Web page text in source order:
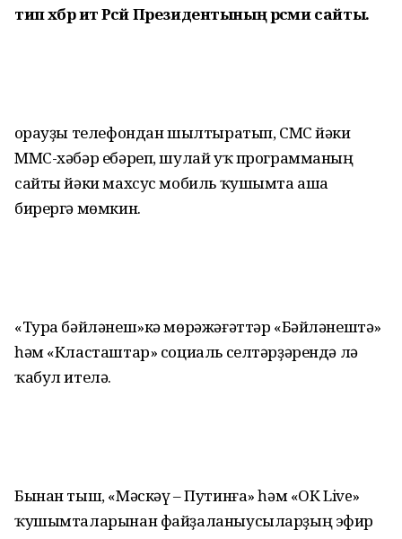
тип хәбәр итә Рәсәй Президентының рәсми сайты.
Һорауҙы телефондан шылтыратып, СМС йәки
ММС-хәбәр ебәреп, шулай уҡ программаның
сайты йәки махсус мобиль ҡушымта аша
бирергә мөмкин.
«Тура бәйләнеш»кә мөрәжәғәттәр «Бәйләнештә»
һәм «Класташтар» социаль селтәрҙәрендә лә
ҡабул ителә.
Бынан тыш, «Мәскәү – Путинға» һәм «ОК Live»
ҡушымталарынан файҙаланыусыларҙың эфир